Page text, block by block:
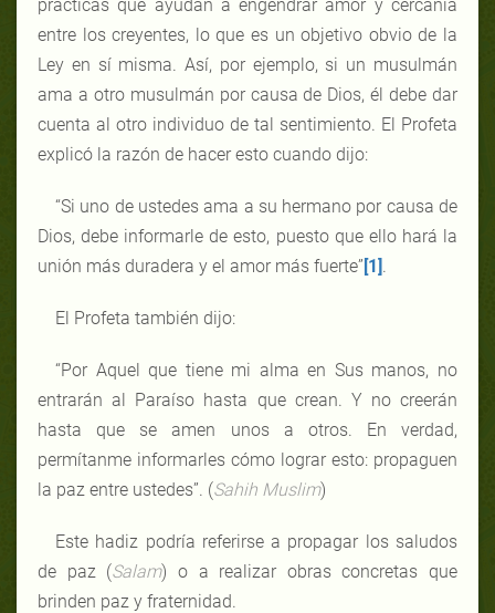
prácticas que ayudan a engendrar amor y cercanía
entre los creyentes, lo que es un objetivo obvio de la
Ley en sí misma. Así, por ejemplo, si un musulmán
ama a otro musulmán por causa de Dios, él debe dar
cuenta al otro individuo de tal sentimiento. El Profeta
explicó la razón de hacer esto cuando dijo:
“Si uno de ustedes ama a su hermano por causa de
Dios, debe informarle de esto, puesto que ello hará la
unión más duradera y el amor más fuerte” [1].
El Profeta también dijo:
“Por Aquel que tiene mi alma en Sus manos, no
entrarán al Paraíso hasta que crean. Y no creerán
hasta que se amen unos a otros. En verdad,
permítanme informarles cómo lograr esto: propaguen
la paz entre ustedes”. (Sahih Muslim)
Este hadiz podría referirse a propagar los saludos
de paz (Salam) o a realizar obras concretas que
brinden paz y fraternidad.